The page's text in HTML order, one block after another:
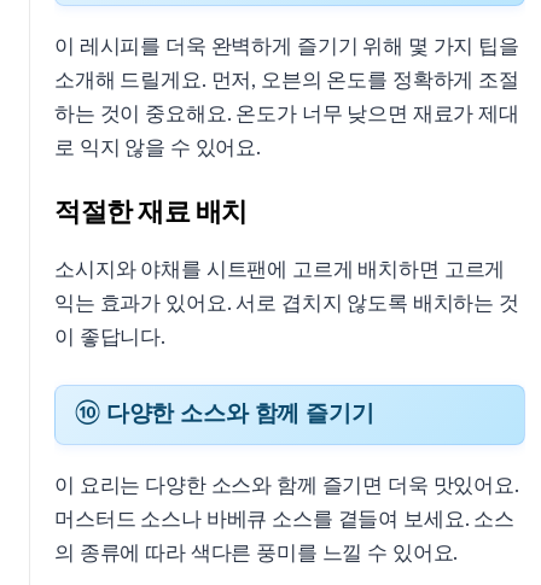
이 레시피를 더욱 완벽하게 즐기기 위해 몇 가지 팁을
소개해 드릴게요. 먼저, 오븐의 온도를 정확하게 조절
하는 것이 중요해요. 온도가 너무 낮으면 재료가 제대
로 익지 않을 수 있어요.
적절한 재료 배치
소시지와 야채를 시트팬에 고르게 배치하면 고르게
익는 효과가 있어요. 서로 겹치지 않도록 배치하는 것
이 좋답니다.
⑩ 다양한 소스와 함께 즐기기
이 요리는 다양한 소스와 함께 즐기면 더욱 맛있어요.
머스터드 소스나 바베큐 소스를 곁들여 보세요. 소스
의 종류에 따라 색다른 풍미를 느낄 수 있어요.